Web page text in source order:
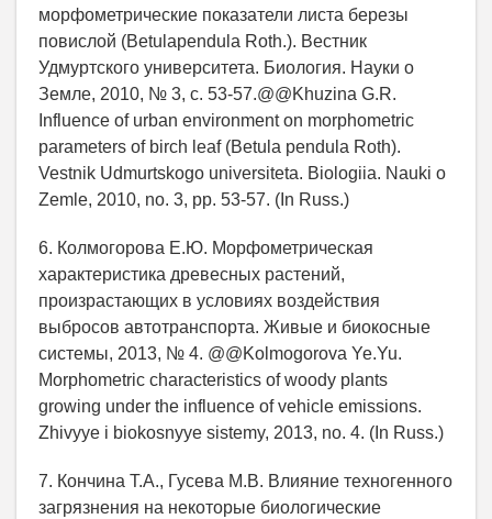
морфометрические показатели листа березы
повислой (Betulapendula Roth.). Вестник
Удмуртского университета. Биология. Науки о
Земле, 2010, № 3, c. 53-57.@@Khuzina G.R.
Influence of urban environment on morphometric
parameters of birch leaf (Betula pendula Roth).
Vestnik Udmurtskogo universiteta. Biologiia. Nauki o
Zemle, 2010, no. 3, pp. 53-57. (In Russ.)
6. Колмогорова Е.Ю. Морфометрическая
характеристика древесных растений,
произрастающих в условиях воздействия
выбросов автотранспорта. Живые и биокосные
системы, 2013, № 4. @@Kolmogorova Ye.Yu.
Morphometric characteristics of woody plants
growing under the influence of vehicle emissions.
Zhivyye i biokosnyye sistemy, 2013, no. 4. (In Russ.)
7. Кончина Т.А., Гусева М.В. Влияние техногенного
загрязнения на некоторые биологические